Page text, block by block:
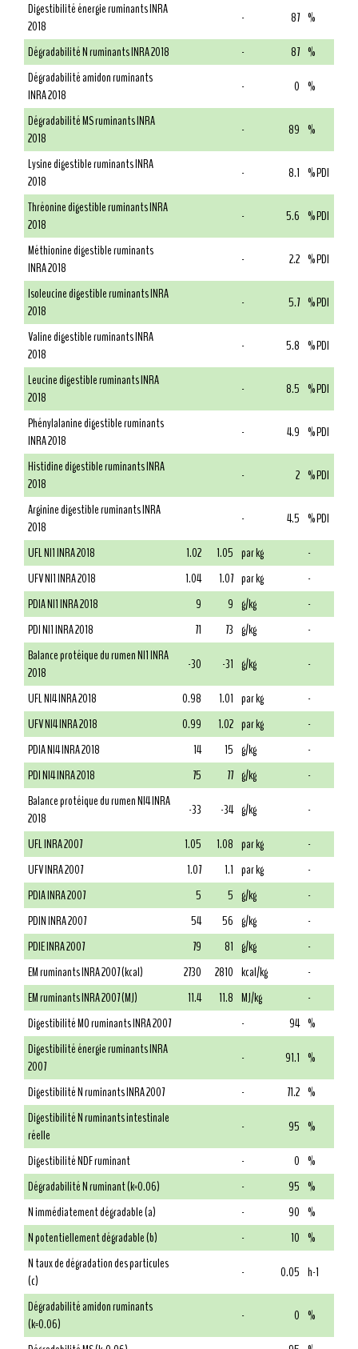
Digestibilité énergie ruminants INRA
2018
- 87 %
Dégradabilité N ruminants INRA 2018
- 87 %
Dégradabilité amidon ruminants
INRA 2018
- 0 %
Dégradabilité MS ruminants INRA
2018
- 89 %
Lysine digestible ruminants INRA
2018
- 8.1 % PDI
Thréonine digestible ruminants INRA
2018
- 5.6 % PDI
Méthionine digestible ruminants
INRA 2018
- 2.2 % PDI
Isoleucine digestible ruminants INRA
2018
- 5.7 % PDI
Valine digestible ruminants INRA
2018
- 5.8 % PDI
Leucine digestible ruminants INRA
2018
- 8.5 % PDI
Phénylalanine digestible ruminants
INRA 2018
- 4.9 % PDI
Histidine digestible ruminants INRA
2018
- 2 % PDI
Arginine digestible ruminants INRA
2018
- 4.5 % PDI
UFL NI1 INRA 2018
1.02 1.05 par kg
-
UFV NI1 INRA 2018
1.04 1.07 par kg
-
PDIA NI1 INRA 2018
9 9 g/kg
-
PDI NI1 INRA 2018
71 73 g/kg
-
Balance protéique du rumen NI1 INRA
2018
-30 -31 g/kg
-
UFL NI4 INRA 2018
0.98 1.01 par kg
-
UFV NI4 INRA 2018
0.99 1.02 par kg
-
PDIA NI4 INRA 2018
14 15 g/kg
-
PDI NI4 INRA 2018
75 77 g/kg
-
Balance protéique du rumen NI4 INRA
2018
-33 -34 g/kg
-
UFL INRA 2007
1.05 1.08 par kg
-
UFV INRA 2007
1.07 1.1 par kg
-
PDIA INRA 2007
5 5 g/kg
-
PDIN INRA 2007
54 56 g/kg
-
PDIE INRA 2007
79 81 g/kg
-
EM ruminants INRA 2007 (kcal)
2730 2810 kcal/kg
-
EM ruminants INRA 2007 (MJ)
11.4 11.8 MJ/kg
-
Digestibilité MO ruminants INRA 2007
- 94 %
Digestibilité énergie ruminants INRA
2007
- 91.1 %
Digestibilité N ruminants INRA 2007
- 71.2 %
Digestibilité N ruminants intestinale
réelle
- 95 %
Digestibilité NDF ruminant
- 0 %
Dégradabilité N ruminant (k=0.06)
- 95 %
N immédiatement dégradable (a)
- 90 %
N potentiellement dégradable (b)
- 10 %
N taux de dégradation des particules
(c)
- 0.05 h-1
Dégradabilité amidon ruminants
(k=0.06)
- 0 %